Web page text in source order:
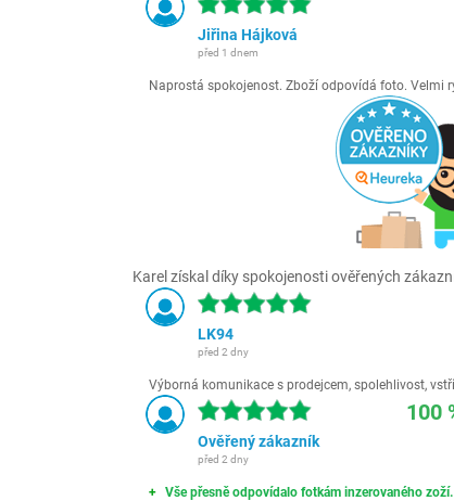
Jiřina Hájková
před 1 dnem
Naprostá spokojenost. Zboží odpovídá foto. Velmi
Karel získal díky spokojenosti ověřených
LK94
před 2 dny
Výborná komunikace s prodejcem, spolehlivost,
100
Ověřený zákazník
před 2 dny
Vše přesně odpovídalo fotkám inzerovaného zoží.